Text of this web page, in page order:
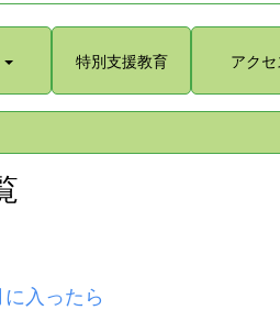
特別支援教育 アクセ
入ったら